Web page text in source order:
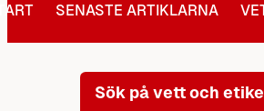
SENASTE ARTIKLARNA
Sök på vett och